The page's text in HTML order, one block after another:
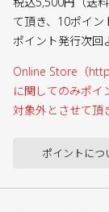
て頂き、10ポイン
ポイント発行次回
Online Store（
に関してのみポイ
対象外とさせて頂
ポイントにつ